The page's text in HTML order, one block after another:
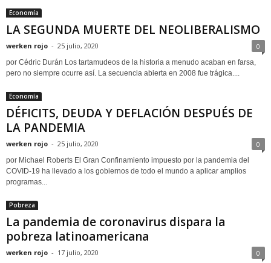
Economía
LA SEGUNDA MUERTE DEL NEOLIBERALISMO
werken rojo - 25 julio, 2020 0
por Cédric Durán Los tartamudeos de la historia a menudo acaban en farsa,
pero no siempre ocurre así. La secuencia abierta en 2008 fue trágica....
Economía
DÉFICITS, DEUDA Y DEFLACIÓN DESPUÉS DE
LA PANDEMIA
werken rojo - 25 julio, 2020 0
por Michael Roberts El Gran Confinamiento impuesto por la pandemia del
COVID-19 ha llevado a los gobiernos de todo el mundo a aplicar amplios
programas...
Pobreza
La pandemia de coronavirus dispara la
pobreza latinoamericana
werken rojo - 17 julio, 2020 0